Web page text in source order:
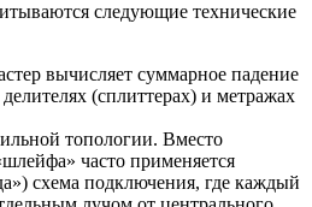
следующие технические
вычисляет суммарное падение
(сплиттерах) и метражах
топологии. Вместо
часто применяется
схема подключения, где каждый